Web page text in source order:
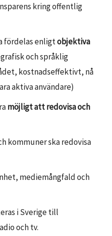
kring offentlig
fördelas enligtobjektiva
och språklig
kostnadseffektivt, nå
aktiva användare)
möjligt att redovisa och
kommuner ska redovisa
mediemångfald och
i Sverige till
och tv.